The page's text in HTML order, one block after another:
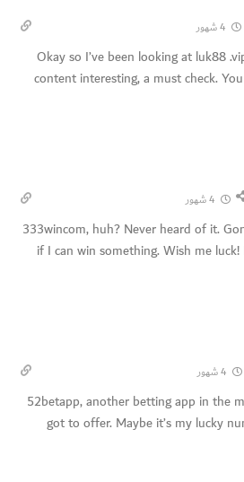
Okay so I’ve been looking at luk88
content interesting, a must check.
4 شهور
333wincom, huh? Never heard of it.
if I can win something. Wish me
52betapp, another betting app in the
got to offer. Maybe it’s my lucky